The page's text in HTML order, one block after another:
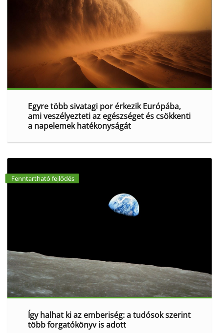
Egyre több sivatagi por érkezik Európába,
ami veszélyezteti az egészséget és csökkenti
a napelemek hatékonyságát
Fenntartható fejlődés
Így halhat ki az emberiség: a tudósok szerint
több forgatókönyv is adott